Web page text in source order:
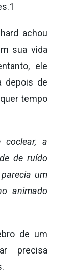
1
achou
sua vida
ele
depois de
tempo
coclear, a
de ruído
um
animado
de um
precisa